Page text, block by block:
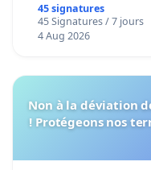
45 signatures
45 Signatures / 7 jours
4 Aug 2026
Non à la déviation
! Protégeons nos